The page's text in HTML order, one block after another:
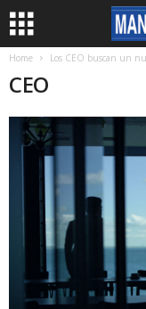
Home Los CEO buscan un
CEO